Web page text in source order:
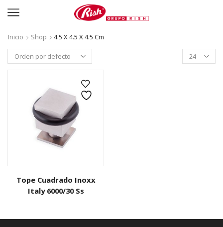
Inicio Shop
4.5 X 4.5 X 4.5 Cm
Productos
per
Tope Cuadrado Inoxx
Italy 6000/30 Ss